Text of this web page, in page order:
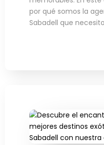
por qué somos la
Sabadell que